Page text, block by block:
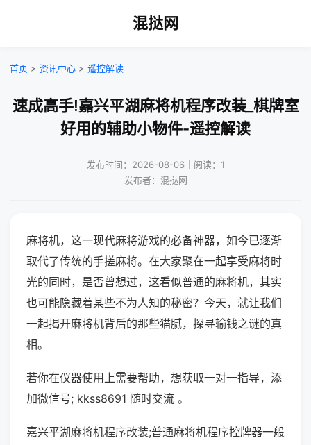
混挞网
首页 > 资讯中心 > 遥控解读
速成高手!嘉兴平湖麻将机程序改装_棋牌室
好用的辅助小物件-遥控解读
发布时间：2026-08-06｜阅读：1
发布者：混挞网
麻将机，这一现代麻将游戏的必备神器，如今已逐渐
取代了传统的手搓麻将。在大家聚在一起享受麻将时
光的同时，是否曾想过，这看似普通的麻将机，其实
也可能隐藏着某些不为人知的秘密？今天，就让我们
一起揭开麻将机背后的那些猫腻，探寻输钱之谜的真
相。
若你在仪器使用上需要帮助，想获取一对一指导，添
加微信号; kkss8691 随时交流 。
嘉兴平湖麻将机程序改装;普通麻将机程序控牌器一般